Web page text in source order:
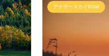
アナザースカイBGM